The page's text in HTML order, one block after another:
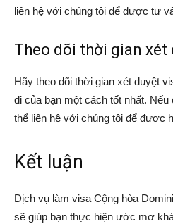
liên hệ với chúng tôi để được tư
Theo dõi thời gian xét
Hãy theo dõi thời gian xét duyệt
đi của bạn một cách tốt nhất.
thể liên hệ với chúng tôi để được
Kết luận
Dịch vụ làm visa Cộng hòa
sẽ giúp bạn thực hiện ước mơ